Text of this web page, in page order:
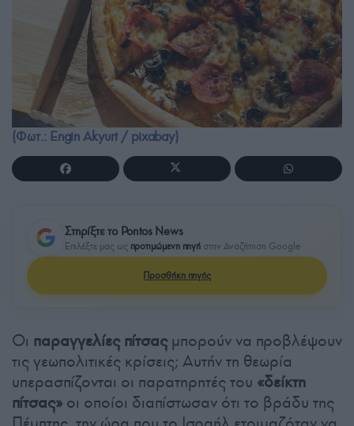
(Φωτ.: Engin Akyurt / pixabay)
Στηρίξτε το Pontos News
Επιλέξτε μας ως προτιμώμενη πηγή στην Αναζήτηση Google
Προσθήκη πηγής
Οι παραγγελίες πίτσαςμπορούν να προβλέψουν
τις γεωπολιτικές κρίσεις; Αυτήν τη θεωρία
υπερασπίζονται οι παρατηρητές του «δείκτη
πίτσας» οι οποίοι διαπίστωσαν ότι το βράδυ της